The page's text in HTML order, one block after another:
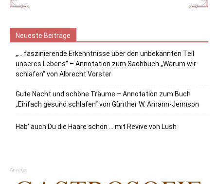
Neueste Beiträge
„… faszinierende Erkenntnisse über den unbekannten Teil
unseres Lebens“ – Annotation zum Sachbuch „Warum wir
schlafen“ von Albrecht Vorster
Gute Nacht und schöne Träume – Annotation zum Buch
„Einfach gesund schlafen“ von Günther W. Amann-Jennson
Hab‘ auch Du die Haare schön … mit Revive von Lush
Anzeige